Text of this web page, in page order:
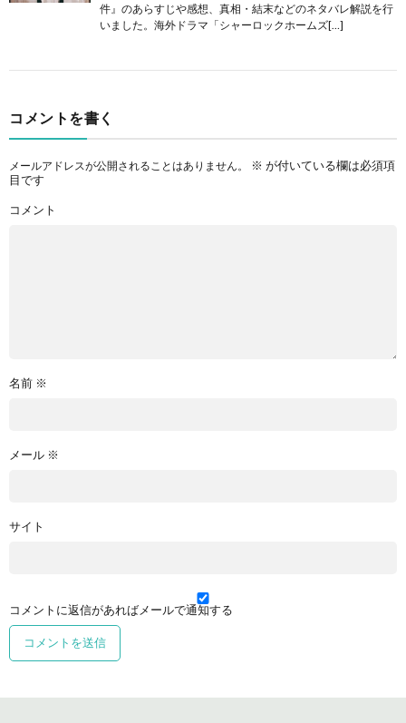
件』のあらすじや感想、真相・結末などのネタバレ解説を行
いました。海外ドラマ「シャーロックホームズ[…]
コメントを書く
メールアドレスが公開されることはありません。 ※ が付いている欄は必須項
目です
コメント
名前 ※
メール ※
サイト
コメントに返信があればメールで通知する